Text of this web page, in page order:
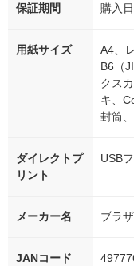
保証期間 購入
用紙サイズ
A4、
B6（
クス
キ、
封筒
ダイレクトプ
リント
USB
メーカー名 ブラ
JANコード